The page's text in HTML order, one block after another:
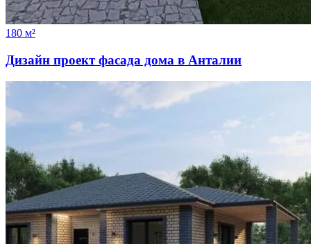
180 м²
Дизайн проект фасада дома в Анталии